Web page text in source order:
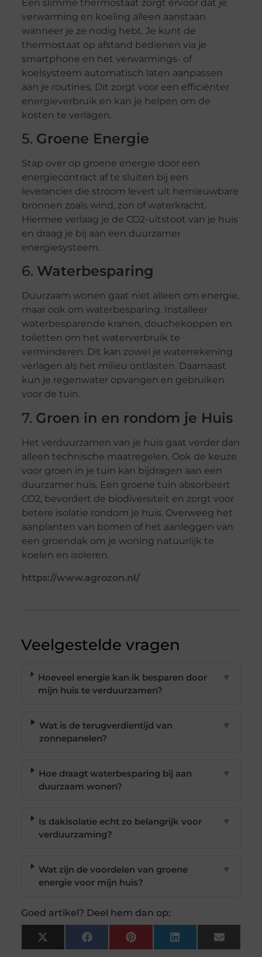
Een slimme thermostaat zorgt ervoor dat je
verwarming en koeling alleen aanstaan
wanneer je ze nodig hebt. Je kunt de
thermostaat op afstand bedienen via je
smartphone en het verwarmings- of
koelsysteem automatisch laten aanpassen
aan je routines. Dit zorgt voor een efficiënter
energieverbruik en kan je helpen om de
kosten te verlagen.
5. Groene Energie
Stap over op groene energie door een
energiecontract af te sluiten bij een
leverancier die stroom levert uit hernieuwbare
bronnen zoals wind, zon of waterkracht.
Hiermee verlaag je de CO2-uitstoot van je huis
en draag je bij aan een duurzamer
energiesysteem.
6. Waterbesparing
Duurzaam wonen gaat niet alleen om energie,
maar ook om waterbesparing. Installeer
waterbesparende kranen, douchekoppen en
toiletten om het waterverbruik te
verminderen. Dit kan zowel je waterrekening
verlagen als het milieu ontlasten. Daarnaast
kun je regenwater opvangen en gebruiken
voor de tuin.
7. Groen in en rondom je Huis
Het verduurzamen van je huis gaat verder dan
alleen technische maatregelen. Ook de keuze
voor groen in je tuin kan bijdragen aan een
duurzamer huis. Een groene tuin absorbeert
CO2, bevordert de biodiversiteit en zorgt voor
betere isolatie rondom je huis. Overweeg het
aanplanten van bomen of het aanleggen van
een groendak om je woning natuurlijk te
koelen en isoleren.
https://www.agrozon.nl/
Veelgestelde vragen
Hoeveel energie kan ik besparen door
mijn huis te verduurzamen?
▼
Wat is de terugverdientijd van
zonnepanelen?
▼
Hoe draagt waterbesparing bij aan
duurzaam wonen?
▼
Is dakisolatie echt zo belangrijk voor
verduurzaming?
▼
Wat zijn de voordelen van groene
energie voor mijn huis?
▼
Goed artikel? Deel hem dan op:
X
(Twitter)
FacebookPinterest LinkedIn Email